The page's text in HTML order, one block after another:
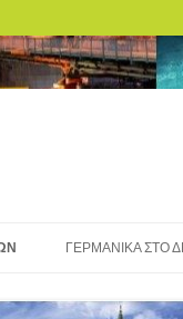
ΓΕΡΜΑΝΙΚΆ ΣΤΟ